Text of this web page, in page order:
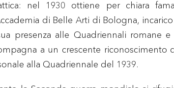
nel 1930 ottiene per chiara
di Belle Arti di Bologna,
presenza alle Quadriennali romane
a un crescente riconoscimento
alla Quadriennale del 1939.